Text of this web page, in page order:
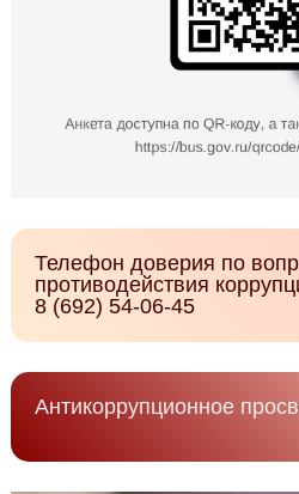
Телефон доверия по
противодействия
8 (692) 54-06-45
Антикоррупционное